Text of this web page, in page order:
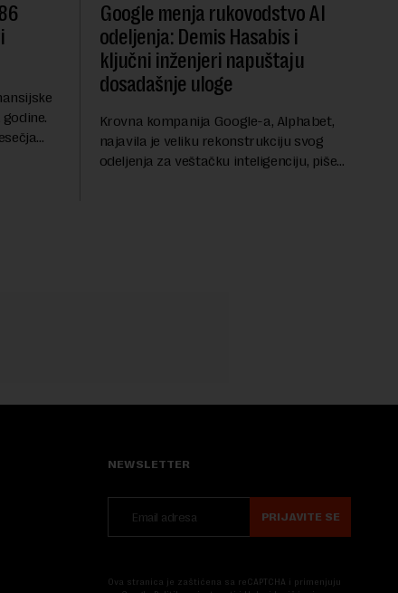
Google menja rukovodstvo AI
odeljenja: Demis Hasabis i
ključni inženjeri napuštaju
dosadašnje uloge
Krovna kompanija Google-a, Alphabet,
najavila je veliku rekonstrukciju svog
odeljenja za veštačku inteligenciju, piše
NEWSLETTER
PRIJAVITE SE
Ova stranica je zaštićena sa reCAPTCHA i primenjuju